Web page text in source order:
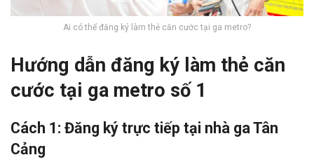
Ai có thể đăng ký làm thẻ căn cước tại ga metro?
Hướng dẫn đăng ký làm thẻ căn
cước tại ga metro số 1
Cách 1: Đăng ký trực tiếp tại nhà ga Tân
Cảng